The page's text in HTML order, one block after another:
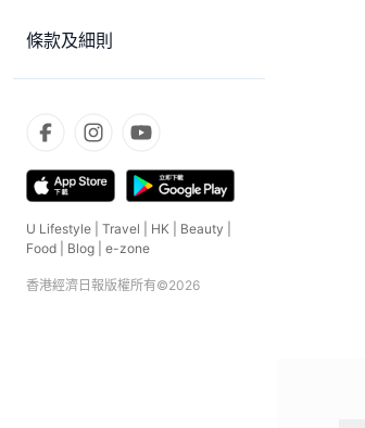
條款及細則
U Lifestyle Travel HK Beauty
Food
Blog e-zone
香港經濟日報版權所有©2026